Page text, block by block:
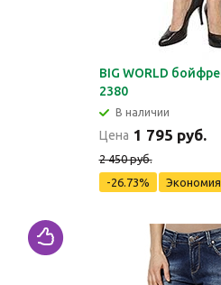
BIG WORLD
2380
В наличии
Цена 1 795 руб.
2 450 руб.
-26.73%
Экономия